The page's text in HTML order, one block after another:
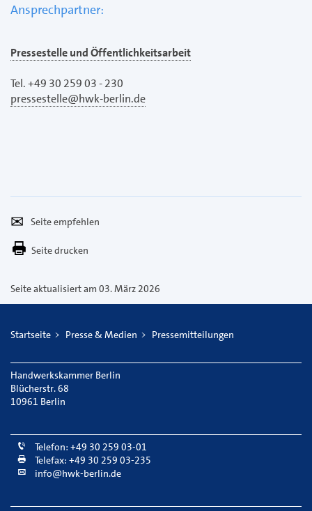
Ansprechpartner:
Pressestelle und Öffentlichkeitsarbeit
Tel. +49 30 259 03 - 230
pressestelle@hwk-berlin.de
empfehlen
Per
E-
versenden
Seite drucken
Seite aktualisiert am 03. März 2026
Startseite Presse & Medien Pressemitteilungen
Handwerkskammer Berlin
Blücherstr. 68
10961 Berlin
Telefon: +49 30 259 03-01
Telefax: +49 30 259 03-235
info@hwk-berlin.de